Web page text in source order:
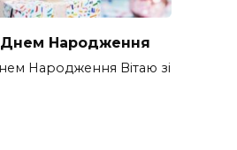
Днем Народження
Народження Вітаю зі